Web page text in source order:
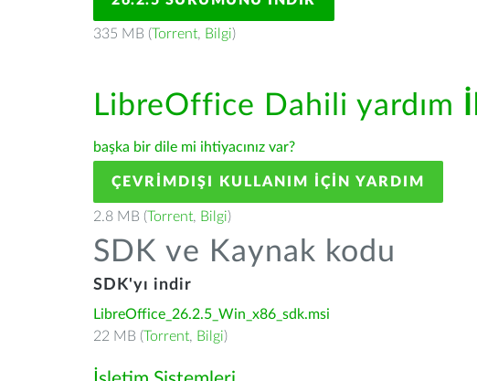
335 MB (Torrent, Bilgi)
LibreOffice Dahili yardım
başka bir dile mi ihtiyacınız var?
ÇEVRIMDIŞI KULLANIM IÇIN YARDIM
2.8 MB (Torrent, Bilgi)
SDK ve Kaynak kodu
SDK'yı indir
LibreOffice_26.2.5_Win_x86_sdk.msi
22 MB (Torrent, Bilgi)